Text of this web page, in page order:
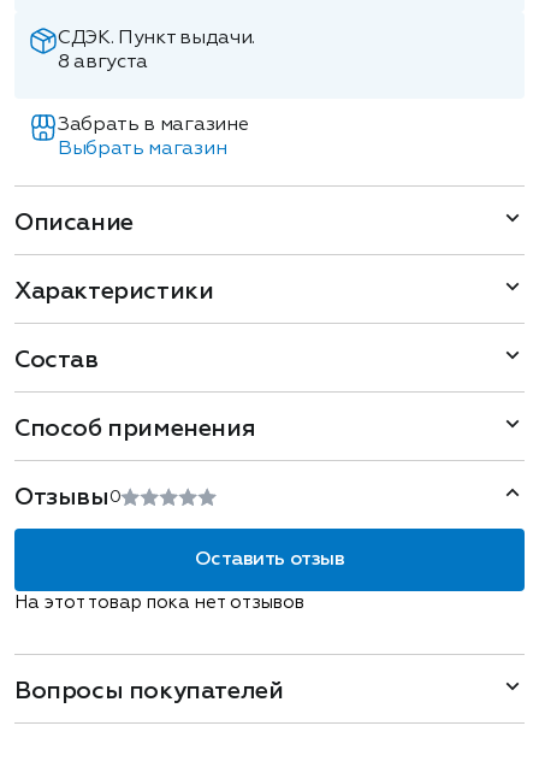
СДЭК. Пункт выдачи.
8 августа
Забрать в магазине
Выбрать магазин
Описание
Характеристики
Состав
Способ применения
Отзывы 0
Оставить отзыв
На этот товар пока нет отзывов
Вопросы покупателей